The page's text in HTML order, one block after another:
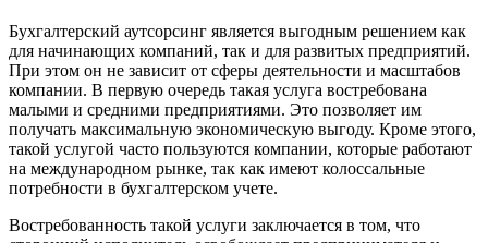
Бухгалтерский аутсорсинг является выгодным решением как
для начинающих компаний, так и для развитых предприятий.
При этом он не зависит от сферы деятельности и масштабов
компании. В первую очередь такая услуга востребована
малыми и средними предприятиями. Это позволяет им
получать максимальную экономическую выгоду. Кроме этого,
такой услугой часто пользуются компании, которые работают
на международном рынке, так как имеют колоссальные
потребности в бухгалтерском учете.
Востребованность такой услуги заключается в том, что